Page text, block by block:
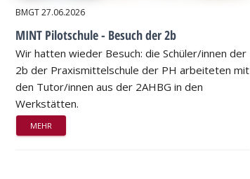
BMGT27.06.2026
MINT Pilotschule - Besuch der 2b
Wir hatten wieder Besuch: die Schüler/innen der
2b der Praxismittelschule der PH arbeiteten mit
den Tutor/innen aus der 2AHBG in den
Werkstätten.
MEHR